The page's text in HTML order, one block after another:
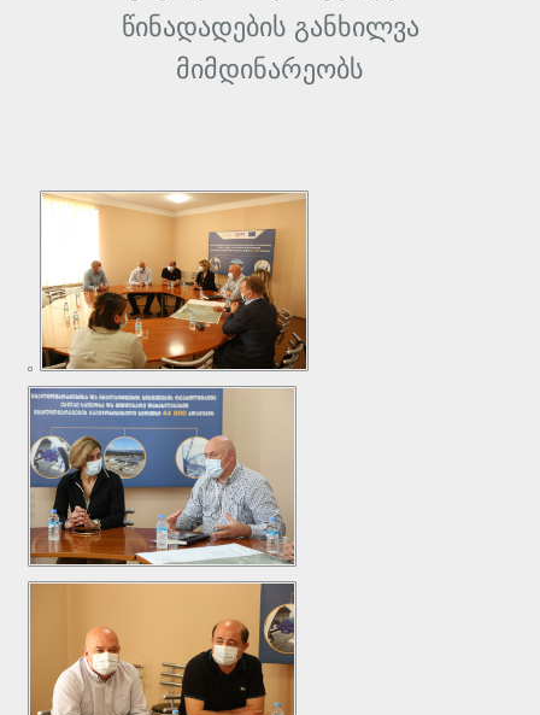
წინადადების განხილვა
მიმდინარეობს